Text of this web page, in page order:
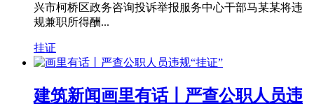
兴市柯桥区政务咨询投诉举报服务中心干部马某某将违
规兼职所得酬...
挂证
建筑新闻画里有话丨严查公职人员违